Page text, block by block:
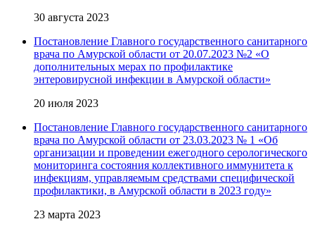
30 августа 2023
Постановление Главного государственного санитарного
врача по Амурской области от 20.07.2023 №2 «О
дополнительных мерах по профилактике
энтеровирусной инфекции в Амурской области»
20 июля 2023
Постановление Главного государственного санитарного
врача по Амурской области от 23.03.2023 № 1 «Об
организации и проведении ежегодного серологического
мониторинга состояния коллективного иммунитета к
инфекциям, управляемым средствами специфической
профилактики, в Амурской области в 2023 году»
23 марта 2023